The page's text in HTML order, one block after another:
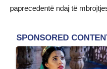
paprecedentë ndaj të